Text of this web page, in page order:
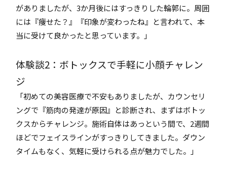
がありましたが、3か月後にはすっきりした輪郭に。周囲
には『痩せた？』『印象が変わったね』と言われて、本
当に受けて良かったと思っています。」
体験談2：ボトックスで手軽に小顔チャレン
ジ
「初めての美容医療で不安もありましたが、カウンセリ
ングで『筋肉の発達が原因』と診断され、まずはボトッ
クスからチャレンジ。施術自体はあっという間で、2週間
ほどでフェイスラインがすっきりしてきました。ダウン
タイムもなく、気軽に受けられる点が魅力でした。」